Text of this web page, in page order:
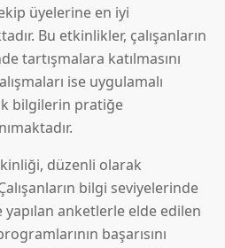
üyelerine en iyi
Bu etkinlikler, çalışanların
tartışmalara katılmasını
ise uygulamalı
bilgilerin pratiğe
düzenli olarak
bilgi seviyelerinde
anketlerle elde edilen
başarısını